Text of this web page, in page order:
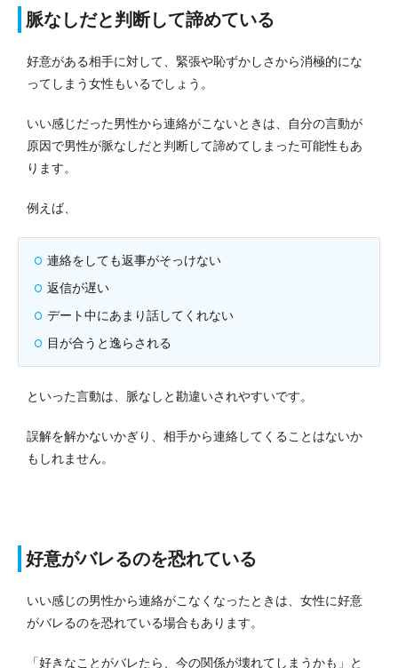
脈なしだと判断して諦めている
好意がある相手に対して、緊張や恥ずかしさから消極的にな
ってしまう女性もいるでしょう。
いい感じだった男性から連絡がこないときは、自分の言動が
原因で男性が脈なしだと判断して諦めてしまった可能性もあ
ります。
例えば、
連絡をしても返事がそっけない
返信が遅い
デート中にあまり話してくれない
目が合うと逸らされる
といった言動は、脈なしと勘違いされやすいです。
誤解を解かないかぎり、相手から連絡してくることはないか
もしれません。
好意がバレるのを恐れている
いい感じの男性から連絡がこなくなったときは、女性に好意
がバレるのを恐れている場合もあります。
「好きなことがバレたら、今の関係が壊れてしまうかも」と